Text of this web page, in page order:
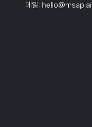
메일: hello@msap.ai